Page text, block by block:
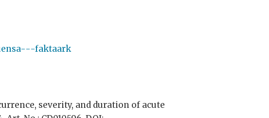
faktaark
severity, and duration of acute